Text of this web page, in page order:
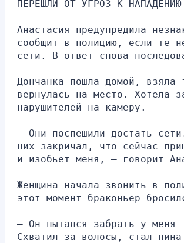
ПЕРЕШЛИ ОТ УГРОЗ К НАПАДЕНИЮ
Анастасия предупредила
сообщит в полицию, если те
сети. В ответ снова
Дончанка пошла домой, взяла
вернулась на место. Хотела
нарушителей на камеру.
— Они поспешили достать
них закричал, что сейчас
и изобьет меня, — говорит
Женщина начала звонить в
этот момент браконьер
— Он пытался забрать у меня
Схватил за волосы, стал